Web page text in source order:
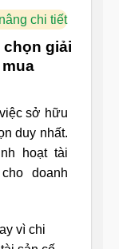
chi tiết
chọn giải
sở hữu
duy nhất.
hoạt tài
doanh
vì chi